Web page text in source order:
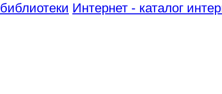
библиотеки Интернет - каталог